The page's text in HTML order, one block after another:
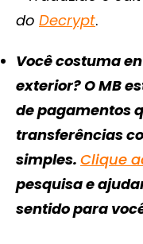
do Decrypt.
Você costuma
exterior? O MB
de pagamentos
transferências
simples. Clique
pesquisa e
sentido para